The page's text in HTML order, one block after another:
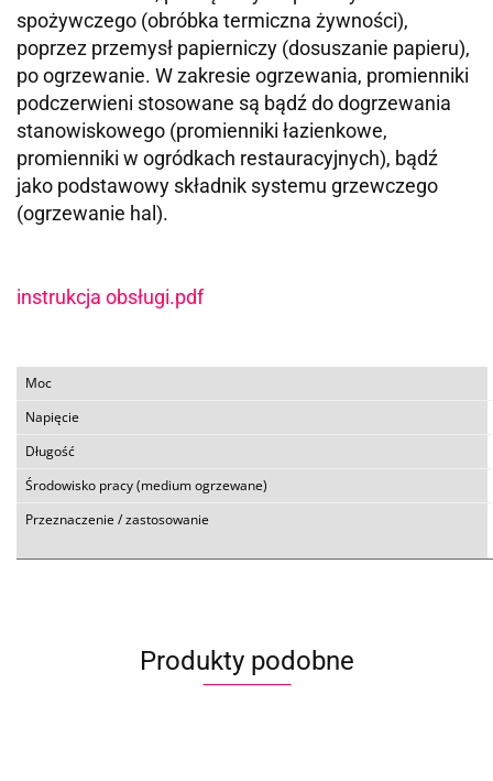
spożywczego (obróbka termiczna żywności),
poprzez przemysł papierniczy (dosuszanie papieru),
po ogrzewanie. W zakresie ogrzewania, promienniki
podczerwieni stosowane są bądź do dogrzewania
stanowiskowego (promienniki łazienkowe,
promienniki w ogródkach restauracyjnych), bądź
jako podstawowy składnik systemu grzewczego
(ogrzewanie hal).
instrukcja obsługi.pdf
Moc
Napięcie
Długość
Środowisko pracy (medium ogrzewane)
Przeznaczenie / zastosowanie
Produkty podobne